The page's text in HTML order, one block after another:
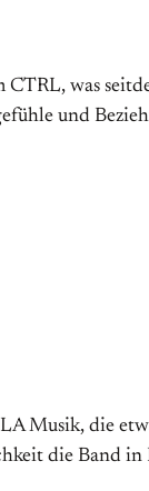
CTRL, was
und
Musik, die
die Band in